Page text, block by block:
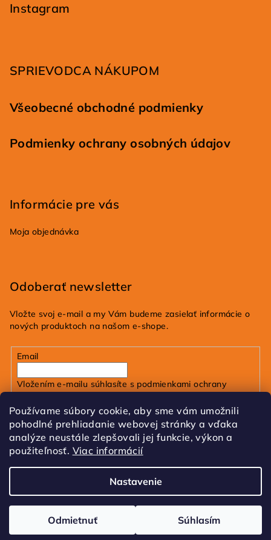
Používame súbory cookie, aby sme vám umožnili
pohodlné prehliadanie webovej stránky a vďaka
analýze neustále zlepšovali jej funkcie, výkon a
použiteľnosť. Viac informácií
Nastavenie
Odmietnuť Súhlasím
Instagram
SPRIEVODCA NÁKUPOM
Všeobecné obchodné podmienky
Podmienky ochrany osobných údajov
Informácie pre vás
Moja objednávka
Odoberať newsletter
Vložte svoj e-mail a my Vám budeme zasielať informácie o
nových produktoch na našom e-shope.
Email
Vložením e-mailu súhlasíte s podmienkami ochrany
Prihlásiť sa
Upraviť nastavenie cookies
Vytvoril Shoptet